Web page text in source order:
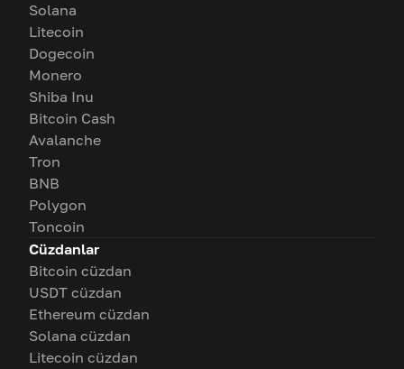
Solana
Litecoin
Dogecoin
Monero
Shiba Inu
Bitcoin Cash
Avalanche
Tron
BNB
Polygon
Toncoin
Cüzdanlar
Bitcoin cüzdan
USDT cüzdan
Ethereum cüzdan
Solana cüzdan
Litecoin cüzdan